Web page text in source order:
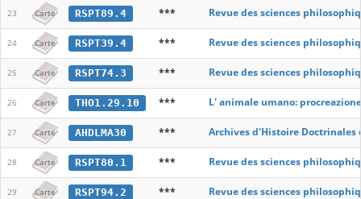
23 Carte RSPT89.4 *** Revue des sciences
24 Carte RSPT39.4 *** Revue des sciences
25 Carte RSPT74.3 *** Revue des sciences
26 Carte THO1.29.10 *** L' animale umano:
27 Carte AHDLMA30 *** Archives d'Histoire Doctrinales
28 Carte RSPT80.1 *** Revue des sciences
29 Carte RSPT94.2 *** Revue des sciences